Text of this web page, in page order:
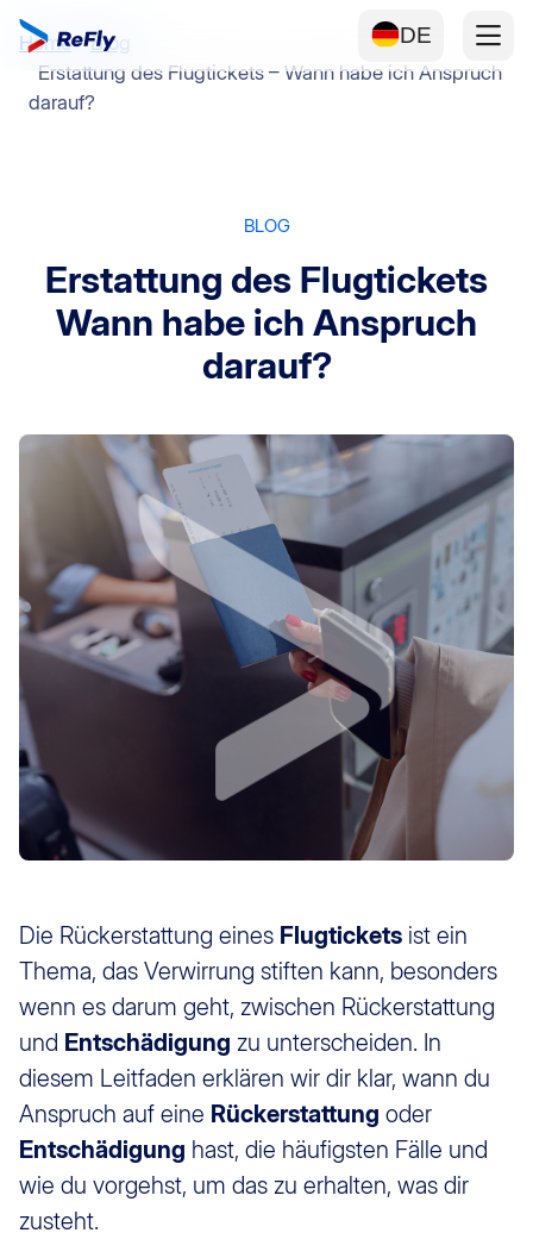
DE
Home
Blog
Erstattung des Flugtickets – Wann habe ich Anspruch
darauf?
BLOG
Erstattung des Flugtickets
Wann habe ich Anspruch
darauf?
Die Rückerstattung eines Flugtickets ist ein
Thema, das Verwirrung stiften kann, besonders
wenn es darum geht, zwischen Rückerstattung
und Entschädigung zu unterscheiden. In
diesem Leitfaden erklären wir dir klar, wann du
Anspruch auf eine Rückerstattung oder
Entschädigung hast, die häufigsten Fälle und
wie du vorgehst, um das zu erhalten, was dir
zusteht.